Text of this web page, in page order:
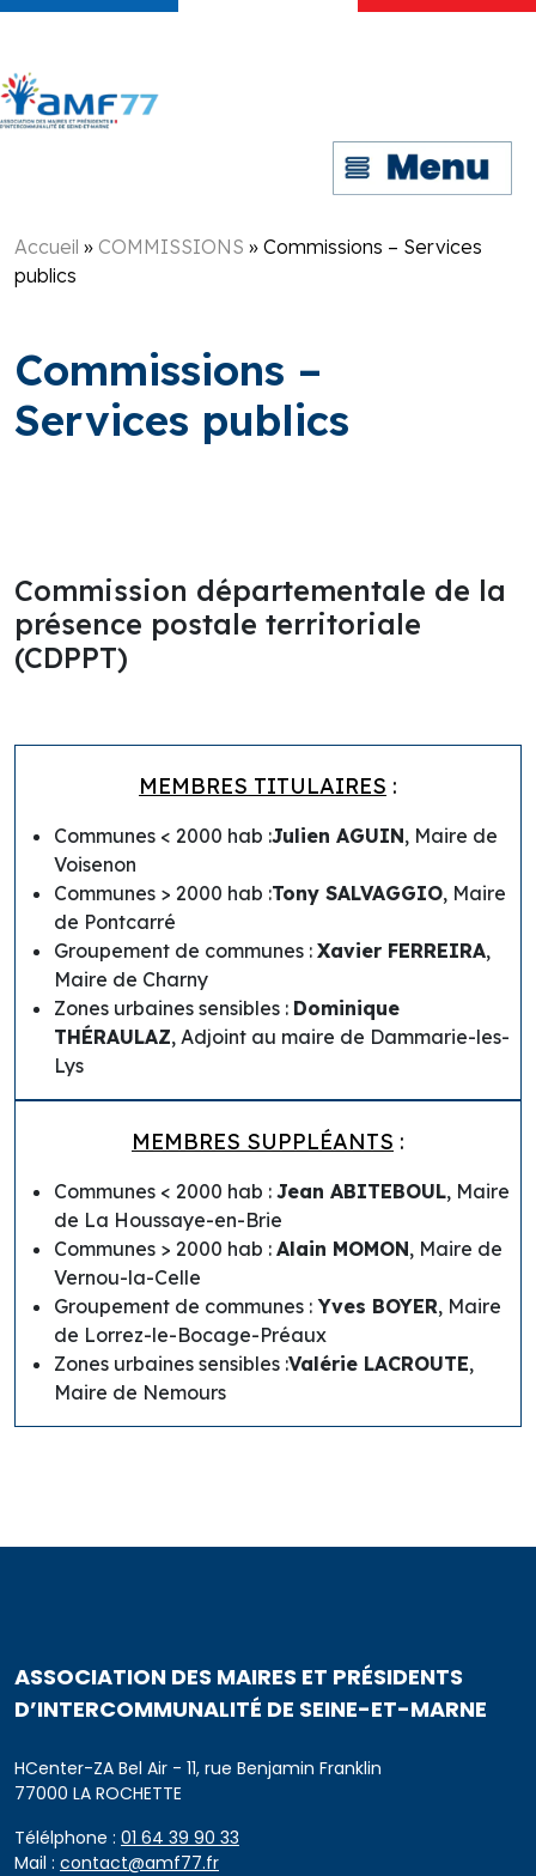
Accueil » COMMISSIONS » Commissions – Services
publics
Commissions –
Services publics
Commission départementale de la
présence postale territoriale
(CDPPT)
MEMBRES TITULAIRES :
Communes < 2000 hab :Julien AGUIN, Maire de
Voisenon
Communes > 2000 hab :Tony SALVAGGIO, Maire
de Pontcarré
Groupement de communes : Xavier FERREIRA,
Maire de Charny
Zones urbaines sensibles : Dominique
THÉRAULAZ, Adjoint au maire de Dammarie-les-
Lys
MEMBRES SUPPLÉANTS :
Communes < 2000 hab : Jean ABITEBOUL, Maire
de La Houssaye-en-Brie
Communes > 2000 hab : Alain MOMON, Maire de
Vernou-la-Celle
Groupement de communes : Yves BOYER, Maire
de Lorrez-le-Bocage-Préaux
Zones urbaines sensibles :Valérie LACROUTE,
Maire de Nemours
ASSOCIATION DES MAIRES ET PRÉSIDENTS
D’INTERCOMMUNALITÉ DE SEINE-ET-MARNE
HCenter-ZA Bel Air - 11, rue Benjamin Franklin
77000 LA ROCHETTE
Télélphone : 01 64 39 90 33
Mail : contact@amf77.fr